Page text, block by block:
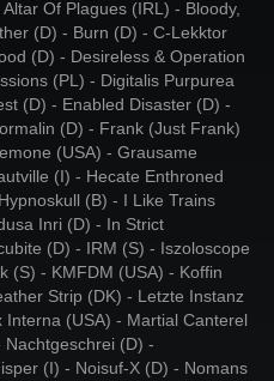
Of Plagues (IRL) - Bloody,
(D) - Burn (D) - C-Lekktor
(D) - Desireless & Operation
(PL) - Digitalis Purpurea
(D) - Enabled Disaster (D) -
(D) - Frank (Just Frank)
(USA) - Grausame
(I) - Hecate Enthroned
(B) - I Like Trains
Inri (D) - In Strict
(D) - IRM (S) - Iszoloscope
(S) - KMFDM (USA) - Koffin
Strip (DK) - Letzte Instanz
(USA) - Martial Canterel
(D) -
(I) - Noisuf-X (D) - Nomans